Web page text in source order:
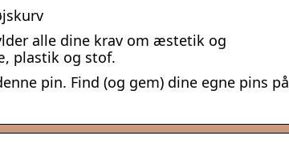
alle dine krav om æstetik og
plastik og stof.
pin. Find (og gem) dine egne pins på